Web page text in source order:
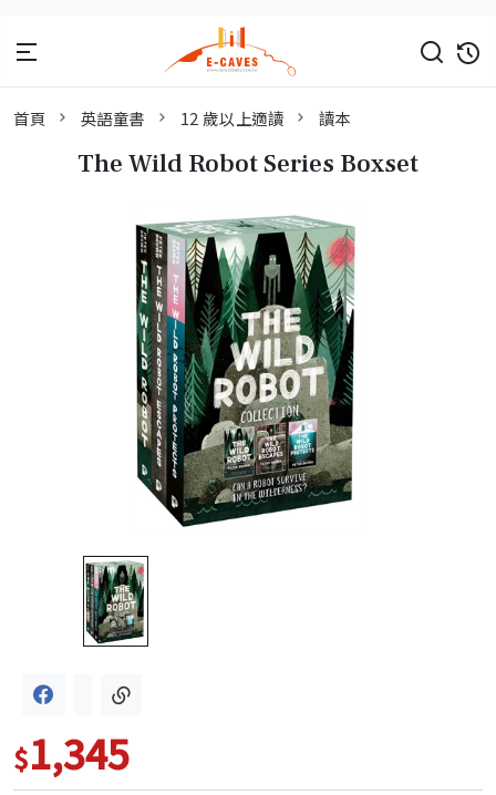
首頁 英語童書 12 歲以上適讀 讀本
The Wild Robot Series Boxset
$1,345